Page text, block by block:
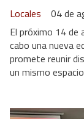
Locales
04 de
El próximo 14 de
cabo una nueva
promete reunir
un mismo